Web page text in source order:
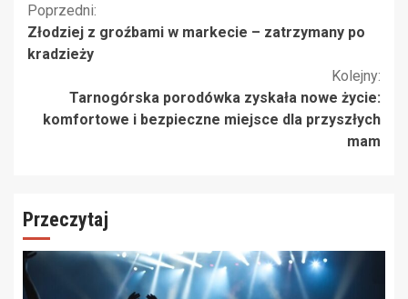
Kontynuuj
czytanie
Poprzedni:
Złodziej z groźbami w markecie – zatrzymany po
kradzieży
Kolejny:
Tarnogórska porodówka zyskała nowe życie:
komfortowe i bezpieczne miejsce dla przyszłych
mam
Przeczytaj